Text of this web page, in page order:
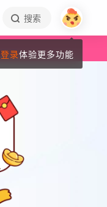
搜索
登录体验更多功能